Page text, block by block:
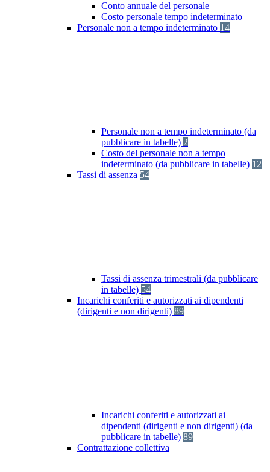
Conto annuale del personale
Costo personale tempo indeterminato
Personale non a tempo indeterminato 14
Personale non a tempo indeterminato (da
pubblicare in tabelle) 2
Costo del personale non a tempo
indeterminato (da pubblicare in tabelle) 12
Tassi di assenza 54
Tassi di assenza trimestrali (da pubblicare
in tabelle) 54
Incarichi conferiti e autorizzati ai dipendenti
(dirigenti e non dirigenti) 89
Incarichi conferiti e autorizzati ai
dipendenti (dirigenti e non dirigenti) (da
pubblicare in tabelle) 89
Contrattazione collettiva